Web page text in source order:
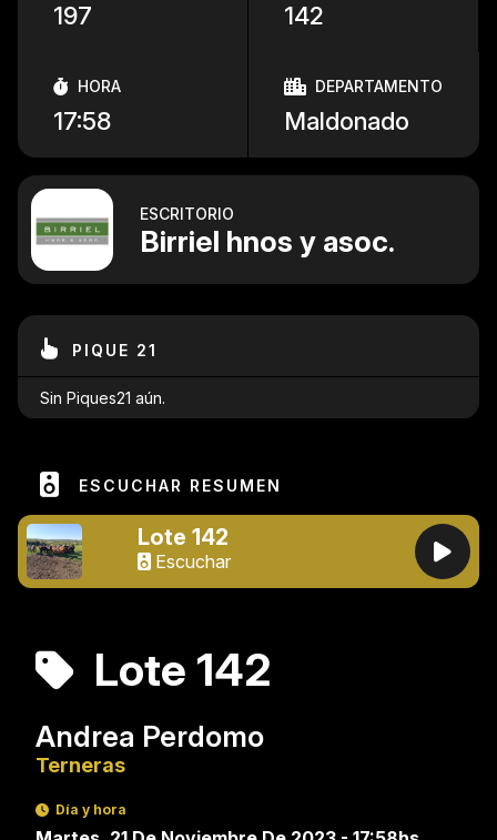
197 142
HORA
17:58
DEPARTAMENTO
Maldonado
ESCRITORIO
Birriel hnos y asoc.
PIQUE 21
Sin Piques21 aún.
ESCUCHAR RESUMEN
Lote 142
Escuchar
Lote 142
Andrea Perdomo
Terneras
Día y hora